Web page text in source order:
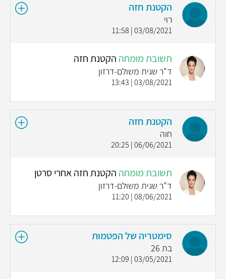
הקטנת חזה
רוי
03/08/2021 | 11:58
תשובת מומחה הקטנת חזה
ד"ר שגית משולם-דרזון
03/08/2021 | 13:43
הקטנת חזה
חוה
06/06/2021 | 20:25
תשובת מומחה הקטנת חזה אחרי סרטן
ד"ר שגית משולם-דרזון
08/06/2021 | 11:20
סימטריה של הפטמות
בת 26
03/05/2021 | 12:09